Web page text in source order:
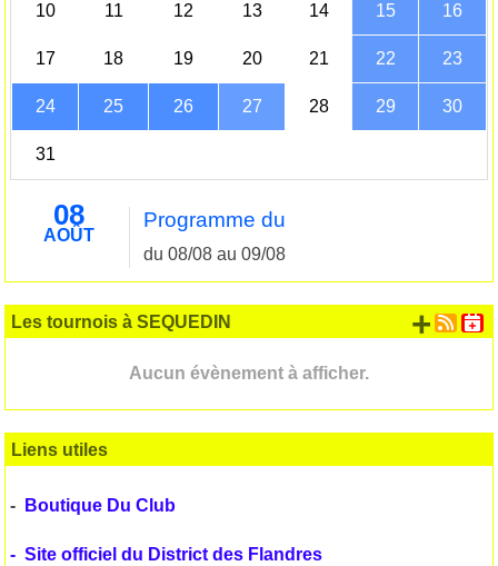
10 11 12 13 14 15 16
17 18 19 20 21 22 23
24 25 26 27 28 29 30
31
08
AOÛT
Programme du
du 08/08 au 09/08
Les tournois à SEQUEDIN
Aucun évènement à afficher.
+
Liens utiles
- Boutique Du Club
- Site officiel du District des Flandres